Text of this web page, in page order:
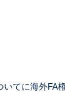
いてに海外FA